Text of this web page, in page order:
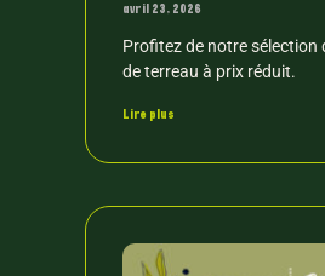
avril 23, 2026
Profitez de notre sélection
de terreau à prix réduit.
Lire plus